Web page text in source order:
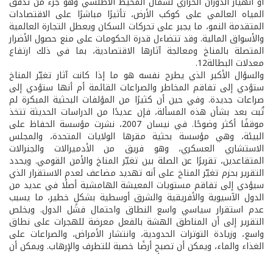
المياه العالمي على كوكب الأرض، تأثيرًا مباشرًا على الاقتصادات
المتقدمة النمو، ما يجبر على تحركات السكان ويعطل التجارة العالمية
والأسواق المالية. وقد تتضاءل قدرة الحكومات على منع حصول الأضرار
المتصلة بالمناخ ومعالجة آثارها الاقتصادية، بما في ذلك ارتفاع
معدلات البطالة12.
والسؤال الأكبر الذي يطرح نفسه هو ما إذا كانت آثار تغيّر المناخ
ستؤدي إلى تفاقم المخاطر والصراعات القائمة أم أنها ستؤدي إلى
صراعات جديدة. وفي حين أن كثيرًا من المؤلفات البحثية المبكرة لم
تُبت بعد بشأن هذه المسألة، فإن عديدًا من الدراسات الحديثة تتخذ
موقفًا أكثر وضوحًا. في نيسان 2007، نشرت مؤسسة الحفاظ على
البيئة، وهي مؤسسة بحثية مقرها الولايات المتحدة، والمجلس
الاستشاري العسكري، وهو فريق من الأدميرالات والجنرالات
المتقاعدين، تقريرًا عن الصلة بين تغيّر المناخ والأمن القومي. ويحدد
التقرير بحزم تغيّر المناخ على أنه تهديد مضاعف لعدم الاستقرار الذي
سيؤدي إلى تفاقم مستويات المعيشة الهامشية أصلًا في عديد من
الدول الآسيوية والأفريقية والشرق أوسطية بشكلٍ خطير، ما يسبب
عدم استقرار سياسي واسع النطاق واحتمال فشل الدول. ويخلص
التقرير إلى أن المناطق الهشة بالفعل معرضة للهجرات على نطاق
واسع، وزيادة التوترات الحدودية، وانتشار الأمراض، والصراعات على
الغذاء والماء، ويمكن أن تصبح أرضًا خصبة للتطرف والإرهاب. ويمكن أن